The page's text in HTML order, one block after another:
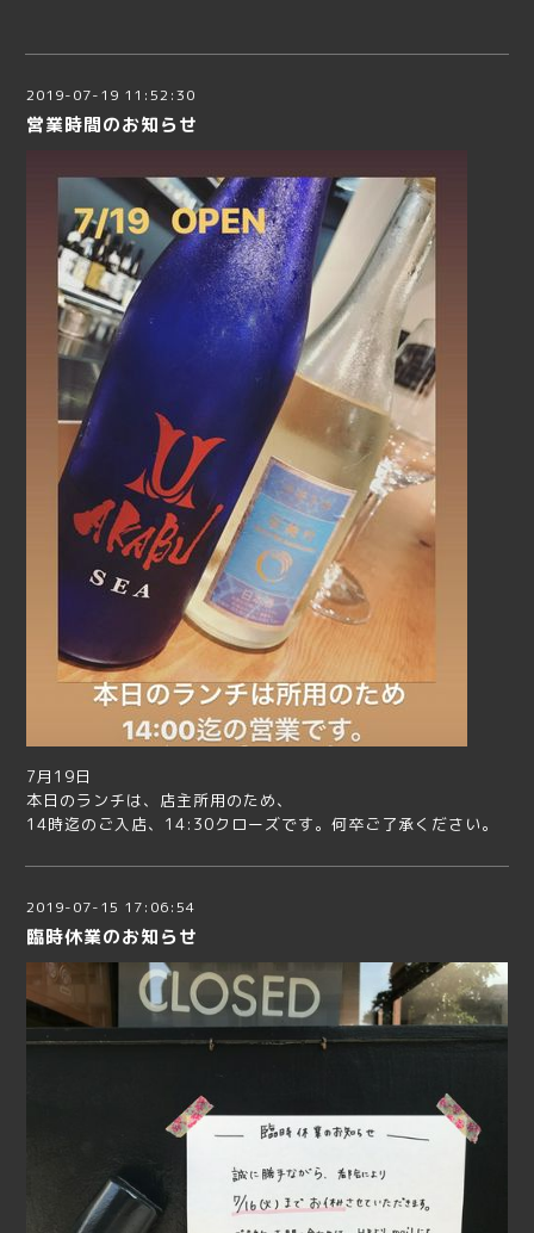
2019-07-19 11:52:30
営業時間のお知らせ
7月19日
本日のランチは、店主所用のため、
14時迄のご入店、14:30クローズです。何卒ご了承ください。
2019-07-15 17:06:54
臨時休業のお知らせ